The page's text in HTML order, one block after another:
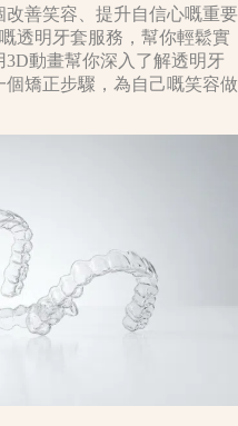
改善笑容、提升自信心嘅重要
透明牙套服務，幫你輕鬆實
動畫幫你深入了解透明牙
矯正步驟，為自己嘅笑容做